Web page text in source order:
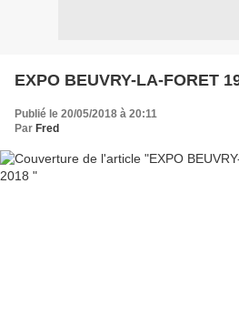
EXPO BEUVRY-LA-FORET
Publié le 20/05/2018 à 20:11
Par Fred